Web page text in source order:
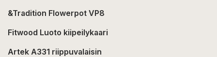
&Tradition Flowerpot VP8
Fitwood Luoto kiipeilykaari
Artek A331 riippuvalaisin